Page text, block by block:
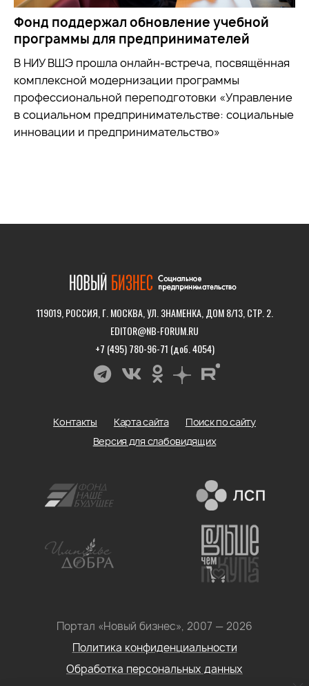
Фонд поддержал обновление учебной
программы для предпринимателей
В НИУ ВШЭ прошла онлайн-встреча, посвящённая
комплексной модернизации программы
профессиональной переподготовки «Управление
в социальном предпринимательстве: социальные
инновации и предпринимательство»
119019, РОССИЯ, Г. МОСКВА, УЛ. ЗНАМЕНКА, ДОМ 8/13, СТР. 2.
EDITOR@NB-FORUM.RU
+7 (495) 780-96-71 (доб. 4054)
Портал «Новый бизнес», 2007 — 2026
Политика конфиденциальности
Обработка персональных данных
Контакты Карта сайта
Поиск по сайту
Версия для слабовидящих